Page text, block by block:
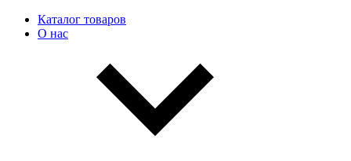
Каталог товаров
О нас